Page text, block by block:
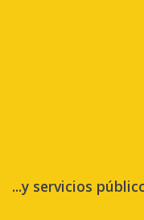
...y servicios